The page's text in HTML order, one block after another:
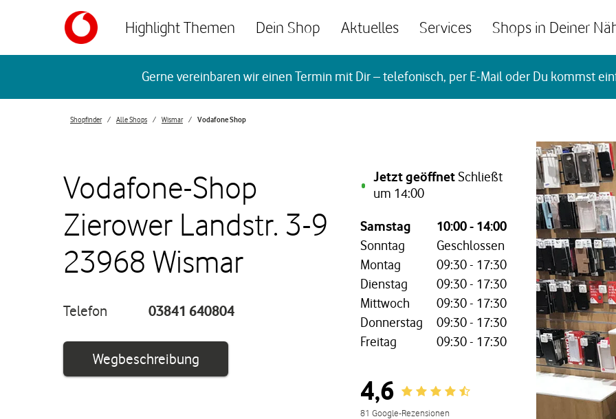
Highlight Themen Dein Shop Aktuelles Services Shops in Deiner
Gerne vereinbaren wir einen Termin mit Dir – telefonisch, per E-Mail oder Du kommst
Shopfinder Alle Shops Wismar Vodafone Shop
Vodafone-Shop
Zierower Landstr. 3-9
23968 Wismar
Telefon 03841 640804
WegbeschreibungLink öffnet in einem neuen Tab
Jetzt geöffnet Schließt
um 14:00
Wochentag, Öffnungszeiten
Samstag 10:00- 14:00
Sonntag
Geschlossen
Montag
09:30- 17:30
Dienstag
09:30- 17:30
Mittwoch
09:30- 17:30
Donnerstag
09:30- 17:30
Freitag
09:30- 17:30
4,6 Rating 4.6
81 Google-Rezensionen